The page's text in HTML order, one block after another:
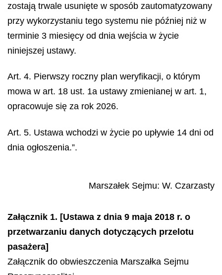
zostają trwale usunięte w sposób zautomatyzowany
przy wykorzystaniu tego systemu nie później niż w
terminie 3 miesięcy od dnia wejścia w życie
niniejszej ustawy.
Art. 4. Pierwszy roczny plan weryfikacji, o którym
mowa w art. 18 ust. 1a ustawy zmienianej w art. 1,
opracowuje się za rok 2026.
Art. 5. Ustawa wchodzi w życie po upływie 14 dni od
dnia ogłoszenia.”.
Marszałek Sejmu: W. Czarzasty
Załącznik 1. [Ustawa z dnia 9 maja 2018 r. o
przetwarzaniu danych dotyczących przelotu
pasażera]
Załącznik do obwieszczenia Marszałka Sejmu